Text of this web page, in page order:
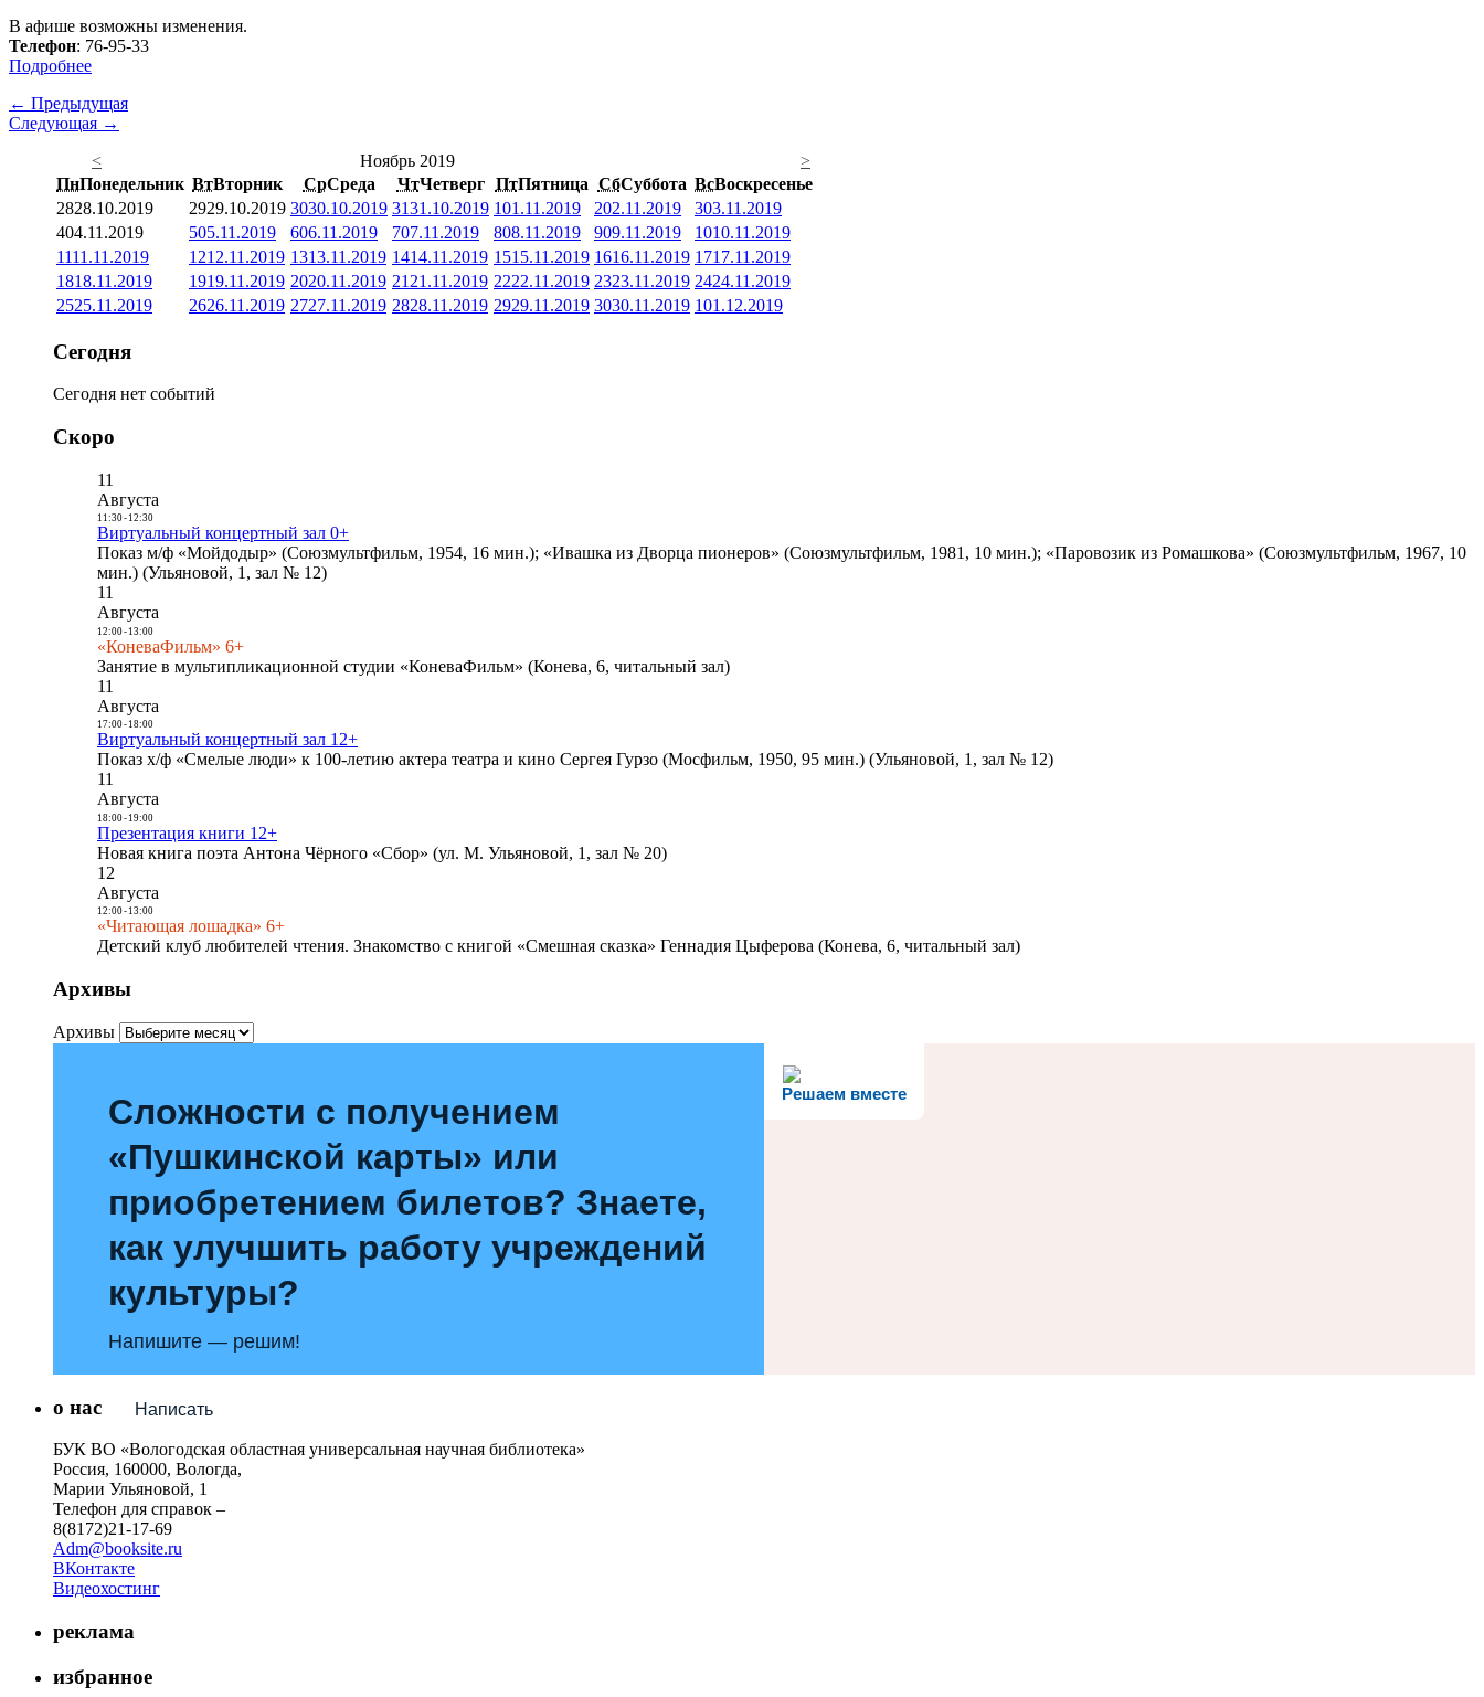
В афише возможны изменения.
Телефон: 76-95-33
Подробнее
← Предыдущая
Следующая →
<
Ноябрь 2019
>
ПнПонедельник ВтВторник СрСреда ЧтЧетверг ПтПятница СбСуббота ВсВоскресенье
2828.10.2019 2929.10.2019 3030.10.2019 3131.10.2019 101.11.2019 202.11.2019 303.11.2019
404.11.2019 505.11.2019 606.11.2019 707.11.2019 808.11.2019 909.11.2019 1010.11.2019
1111.11.2019 1212.11.2019 1313.11.2019 1414.11.2019 1515.11.2019 1616.11.2019 1717.11.2019
1818.11.2019 1919.11.2019 2020.11.2019 21 21.11.2019 2222.11.2019 2323.11.2019 2424.11.2019
2525.11.2019 2626.11.2019 2727.11.2019 2828.11.2019 2929.11.2019 3030.11.2019 101.12.2019
Сегодня
Сегодня нет событий
Скоро
11
Августа
11:30- 12:30
Виртуальный концертный зал 0+
Показ м/ф «Мойдодыр» (Союзмультфильм, 1954, 16 мин.); «Ивашка из Дворца пионеров» (Союзмультфильм, 1981, 10 мин.); «Паровозик из Ромашкова» (Союзмультфильм, 1967, 10
мин.) (Ульяновой, 1, зал № 12)
11
Августа
12:00- 13:00
«КоневаФильм» 6+
Занятие в мультипликационной студии «КоневаФильм» (Конева, 6, читальный зал)
11
Августа
17:00- 18:00
Виртуальный концертный зал 12+
Показ х/ф «Смелые люди» к 100-летию актера театра и кино Сергея Гурзо (Мосфильм, 1950, 95 мин.) (Ульяновой, 1, зал № 12)
11
Августа
18:00- 19:00
Презентация книги 12+
Новая книга поэта Антона Чёрного «Сбор» (ул. М. Ульяновой, 1, зал № 20)
12
Августа
12:00- 13:00
«Читающая лошадка» 6+
Детский клуб любителей чтения. Знакомство с книгой «Смешная сказка» Геннадия Цыферова (Конева, 6, читальный зал)
Архивы
Архивы
Решаем вместе
Сложности с получением
«Пушкинской карты» или
приобретением билетов? Знаете,
как улучшить работу учреждений
культуры?
Напишите — решим!
Написать
о нас
БУК ВО «Вологодская областная универсальная научная библиотека»
Россия, 160000, Вологда,
Марии Ульяновой, 1
Телефон для справок –
8(8172)21-17-69
Adm@booksite.ru
ВКонтакте
Видеохостинг
реклама
избранное